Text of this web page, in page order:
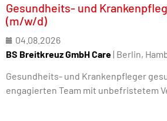
Gesundheits- und
(m/w/d)
04.08.2026
BS Breitkreuz GmbH Care| Berlin,
Gesundheits- und Krankenpfleger
engagierten Team mit unbefristetem